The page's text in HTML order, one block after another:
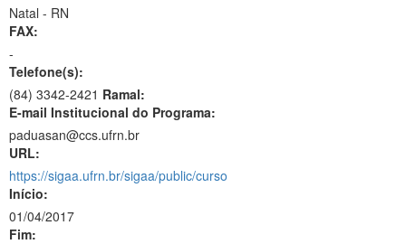
Natal - RN
FAX:
-
Telefone(s):
(84) 3342-2421 Ramal:
E-mail Institucional do Programa:
paduasan@ccs.ufrn.br
URL:
https://sigaa.ufrn.br/sigaa/public/curso
Início:
01/04/2017
Fim: